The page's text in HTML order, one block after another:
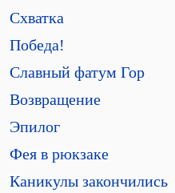
Схватка
Победа!
Славный фатум Гор
Возвращение
Эпилог
Фея в рюкзаке
Каникулы закончились